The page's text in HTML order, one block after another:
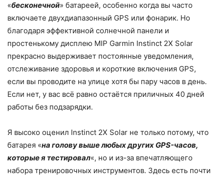
«бесконечной» батареей, особенно когда вы часто
включаете двухдиапазонный GPS или фонарик. Но
благодаря эффективной солнечной панели и
простенькому дисплею MIP Garmin Instinct 2X Solar
прекрасно выдерживает постоянные уведомления,
отслеживание здоровья и короткие включения GPS,
если вы проводите на улице хотя бы пару часов в день.
Если нет, у вас всё равно остаётся приличных 40 дней
работы без подзарядки.
Я высоко оценил Instinct 2X Solar не только потому, что
батарея «на голову выше любых других GPS-часов,
которые я тестировал«, но и из-за впечатляющего
набора тренировочных инструментов. Здесь есть почти